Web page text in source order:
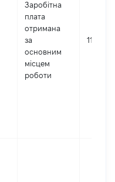
Заробітна
плата
отримана
за
основним
місцем
роботи
112704